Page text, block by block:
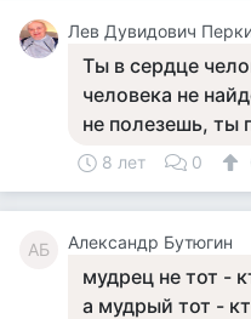
Лев Дувидович
Ты в сердце
человека не
не полезешь, ты
8 лет 0
АБ Александр Бутюгин
мудрец не тот -
а мудрый тот -